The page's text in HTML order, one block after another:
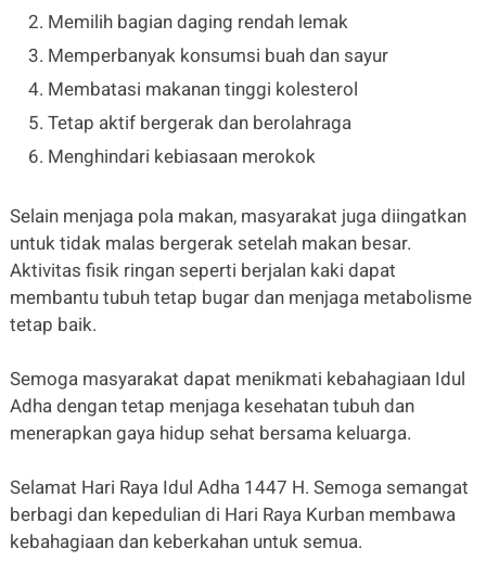
Memilih bagian daging rendah lemak
Memperbanyak konsumsi buah dan sayur
Membatasi makanan tinggi kolesterol
Tetap aktif bergerak dan berolahraga
Menghindari kebiasaan merokok
Selain menjaga pola makan, masyarakat juga diingatkan
untuk tidak malas bergerak setelah makan besar.
Aktivitas fisik ringan seperti berjalan kaki dapat
membantu tubuh tetap bugar dan menjaga metabolisme
tetap baik.
Semoga masyarakat dapat menikmati kebahagiaan Idul
Adha dengan tetap menjaga kesehatan tubuh dan
menerapkan gaya hidup sehat bersama keluarga.
Selamat Hari Raya Idul Adha 1447 H. Semoga semangat
berbagi dan kepedulian di Hari Raya Kurban membawa
kebahagiaan dan keberkahan untuk semua.